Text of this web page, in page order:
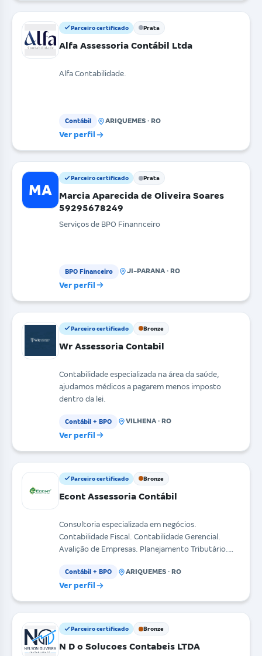
Parceiro certificado Prata
Alfa Assessoria Contábil Ltda
Alfa Contabilidade.
Contábil ARIQUEMES · RO
Ver perfil
MA
Parceiro certificado Prata
Marcia Aparecida de Oliveira Soares
59295678249
Serviços de BPO Finannceiro
BPO Financeiro JI-PARANA · RO
Ver perfil
Parceiro certificado Bronze
Wr Assessoria Contabil
Contabilidade especializada na área da saúde,
ajudamos médicos a pagarem menos imposto
dentro da lei.
Contábil + BPO VILHENA · RO
Ver perfil
Parceiro certificado Bronze
Econt Assessoria Contábil
Consultoria especializada em negócios.
Contabilidade Fiscal. Contabilidade Gerencial.
Avalição de Empresas. Planejamento Tributário.
Contábil + BPO ARIQUEMES · RO
Ver perfil
Parceiro certificado Bronze
N D o Solucoes Contabeis LTDA